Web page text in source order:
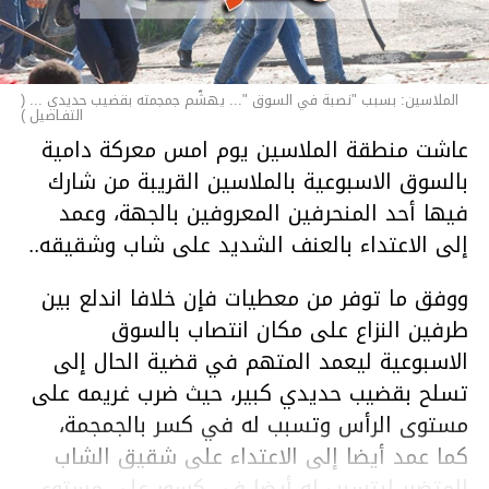
الملاسين: بسبب "نصبة في السوق "... يهشّم جمجمته بقضيب حديدي ... (
التفـاصيل )
عاشت منطقة الملاسين يوم امس معركة دامية
بالسوق الاسبوعية بالملاسين القريبة من شارك
فيها أحد المنحرفين المعروفين بالجهة، وعمد
إلى الاعتداء بالعنف الشديد على شاب وشقيقه..
ووفق ما توفر من معطيات فإن خلافا اندلع بين
طرفين النزاع على مكان انتصاب بالسوق
الاسبوعية ليعمد المتهم في قضية الحال إلى
تسلح بقضيب حديدي كبير، حيث ضرب غريمه على
مستوى الرأس وتسبب له في كسر بالجمجمة،
كما عمد أيضا إلى الاعتداء على شقيق الشاب